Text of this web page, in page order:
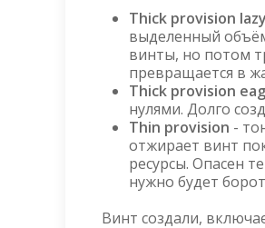
Thick provision
выделенный
винты, но потом
превращается в
Thick provision
нулями. Долго
Thin provision -
отжирает винт
ресурсы. Опасен
нужно будет
Винт создали,